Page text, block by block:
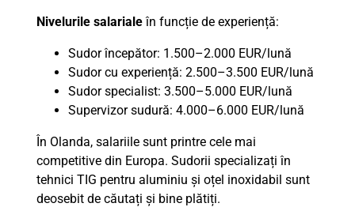
Nivelurile salarialeîn funcție de experiență:
Sudor începător: 1.500–2.000 EUR/lună
Sudor cu experiență: 2.500–3.500 EUR/lună
Sudor specialist: 3.500–5.000 EUR/lună
Supervizor sudură: 4.000–6.000 EUR/lună
În Olanda, salariile sunt printre cele mai
competitive din Europa. Sudorii specializați în
tehnici TIG pentru aluminiu și oțel inoxidabil sunt
deosebit de căutați și bine plătiți.